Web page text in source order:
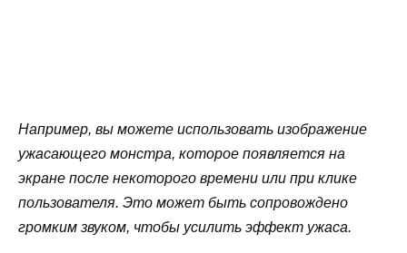
Например, вы можете использовать изображение
ужасающего монстра, которое появляется на
экране после некоторого времени или при клике
пользователя. Это может быть сопровождено
громким звуком, чтобы усилить эффект ужаса.